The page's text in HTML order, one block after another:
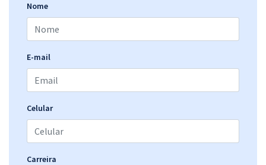
Nome
E-mail
Celular
Carreira